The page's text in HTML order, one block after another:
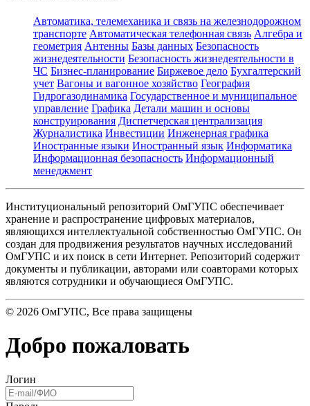
Автоматика, телемеханика и связь на железнодорожном
транспорте Автоматическая телефонная связь Алгебра и
геометрия Антенны Базы данных Безопасность
жизнедеятельности Безопасность жизнедеятельности в
ЧС Бизнес-планирование Биржевое дело Бухгалтерский
учет Вагоны и вагонное хозяйство География
Гидрогазодинамика Государственное и муниципальное
управление Графика Детали машин и основы
конструирования Диспетчерская централизация
Журналистика Инвестиции Инженерная графика
Иностранные языки Иностранный язык Информатика
Информационная безопасность Информационный
менеджмент
Институциональный репозиторий ОмГУПС обеспечивает
хранение и распространение цифровых материалов,
являющихся интеллектуальной собственностью ОмГУПС. Он
создан для продвижения результатов научных исследований
ОмГУПС и их поиск в сети Интернет. Репозиторий содержит
документы и публикации, авторами или соавторами которых
являются сотрудники и обучающиеся ОмГУПС.
© 2026 ОмГУПС, Все права защищены
Добро пожаловать
Логин